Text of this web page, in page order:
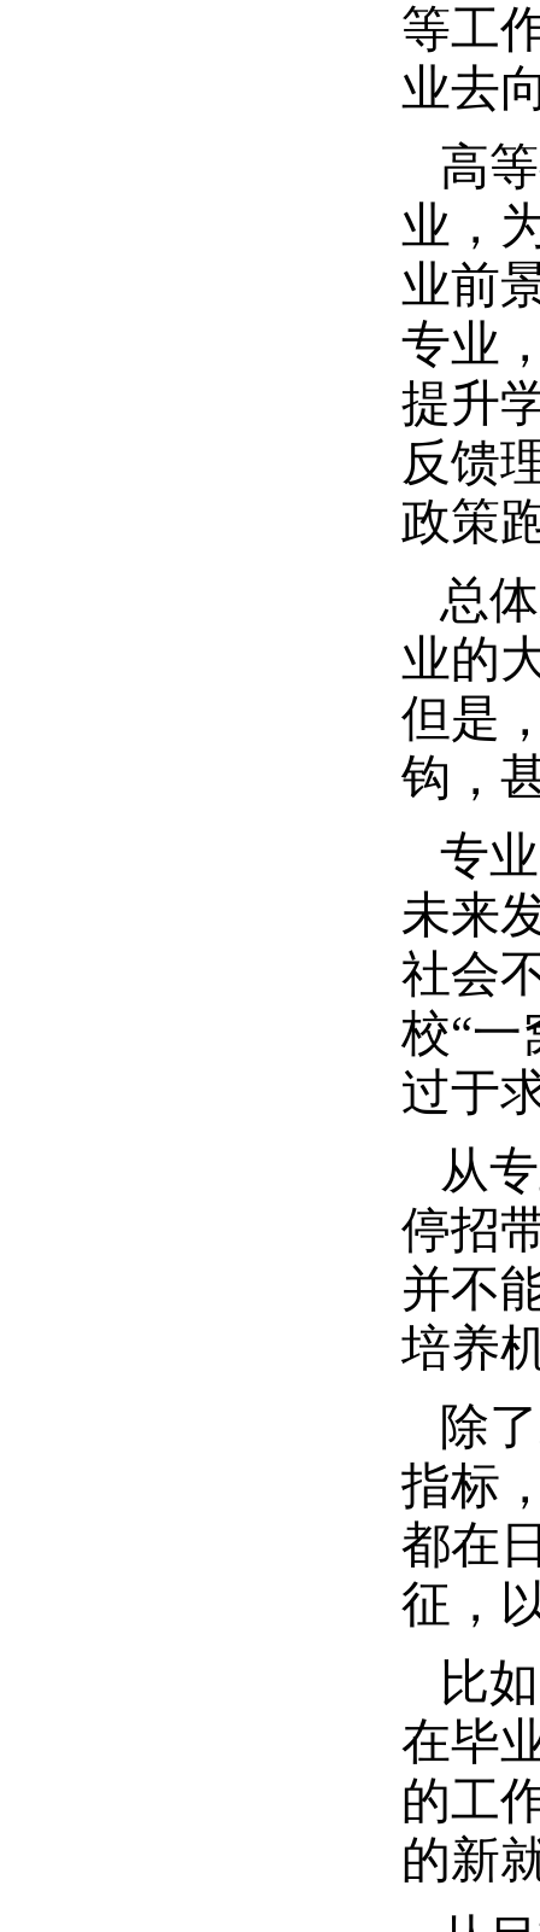
等工
业去
高
业，
业前
专业
提升
反馈
政策
总
业的
但是
钩，
专
未来
社会
校“
过于
从
停招
并不
培养
除
指标
都在
征，
比
在毕
的工
的新